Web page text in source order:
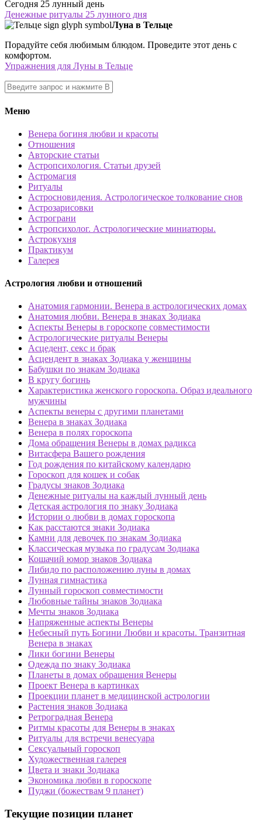
Сегодня 25 лунный день
Денежные ритуалы 25 лунного дня
Луна в Тельце
Порадуйте себя любимым блюдом. Проведите этот день с
комфортом.
Упражнения для Луны в Тельце
Меню
Венера богиня любви и красоты
Отношения
Авторские статьи
Астропсихология. Статьи друзей
Астромагия
Ритуалы
Астросновидения. Астрологическое толкование снов
Астрозарисовки
Астрограни
Астропсихолог. Астрологические миниатюры.
Астрокухня
Практикум
Галерея
Астрология любви и отношений
Анатомия гармонии. Венера в астрологических домах
Анатомия любви. Венера в знаках Зодиака
Аспекты Венеры в гороскопе совместимости
Астрологические ритуалы Венеры
Асцедент, секс и брак
Асцендент в знаках Зодиака у женщины
Бабушки по знакам Зодиака
В кругу богинь
Характеристика женского гороскопа. Образ идеального
мужчины
Аспекты венеры с другими планетами
Венера в знаках Зодиака
Венера в полях гороскопа
Дома обращения Венеры в домах радикса
Витасфера Вашего рождения
Год рождения по китайскому календарю
Гороскоп для кошек и собак
Градусы знаков Зодиака
Денежные ритуалы на каждый лунный день
Детская астрология по знаку Зодиака
Истории о любви в домах гороскопа
Как расстаются знаки Зодиака
Камни для девочек по знакам Зодиака
Классическая музыка по градусам Зодиака
Кошачий юмор знаков Зодиака
Либидо по расположению луны в домах
Лунная гимнастика
Лунный гороскоп совместимости
Любовные тайны знаков Зодиака
Мечты знаков Зодиака
Напряженные аспекты Венеры
Небесный путь Богини Любви и красоты. Транзитная
Венера в знаках
Лики богини Венеры
Одежда по знаку Зодиака
Планеты в домах обращения Венеры
Проект Венера в картинках
Проекции планет в медицинской астрологии
Растения знаков Зодиака
Ретроградная Венера
Ритмы красоты для Венеры в знаках
Ритуалы для встречи венесуара
Сексуальный гороскоп
Художественная галерея
Цвета и знаки Зодиака
Экономика любви в гороскопе
Пуджи (божествам 9 планет)
Текущие позиции планет